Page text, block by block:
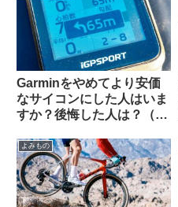
Garminをやめてより安価
なサイコンにした人はいま
すか？後悔した人は？（海
iGPSportの最新評価】
よみもの